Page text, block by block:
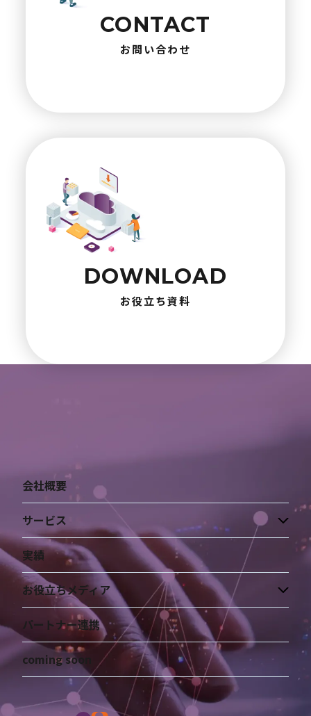
CONTACT
お問い合わせ
DOWNLOAD
お役立ち資料
会社概要
サービス
実績
お役立ちメディア
パートナー連携
coming soon